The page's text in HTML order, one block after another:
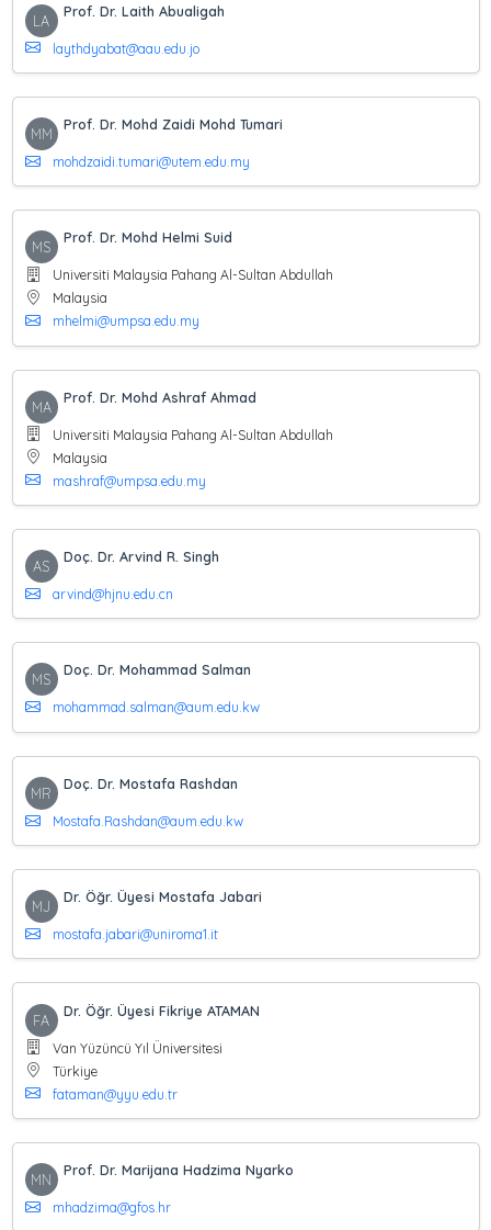
LA
Prof. Dr. Laith Abualigah
laythdyabat@aau.edu.jo
MM
Prof. Dr. Mohd Zaidi Mohd Tumari
mohdzaidi.tumari@utem.edu.my
MS
Prof. Dr. Mohd Helmi Suid
Universiti Malaysia Pahang Al-Sultan Abdullah
Malaysia
mhelmi@umpsa.edu.my
MA
Prof. Dr. Mohd Ashraf Ahmad
Universiti Malaysia Pahang Al-Sultan Abdullah
Malaysia
mashraf@umpsa.edu.my
AS
Doç. Dr. Arvind R. Singh
arvind@hjnu.edu.cn
MS
Doç. Dr. Mohammad Salman
mohammad.salman@aum.edu.kw
MR
Doç. Dr. Mostafa Rashdan
Mostafa.Rashdan@aum.edu.kw
MJ
Dr. Öğr. Üyesi Mostafa Jabari
mostafa.jabari@uniroma1.it
FA
Dr. Öğr. Üyesi Fikriye ATAMAN
Van Yüzüncü Yıl Üniversitesi
Türkiye
fataman@yyu.edu.tr
MN
Prof. Dr. Marijana Hadzima Nyarko
mhadzima@gfos.hr